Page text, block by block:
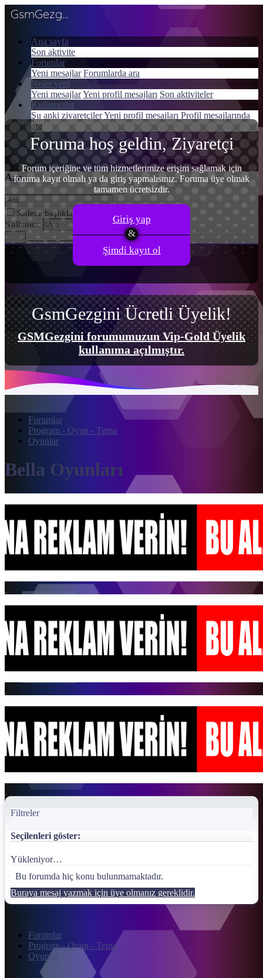
GsmGezgini
Ana sayfa
Son aktivite
Forumlar
Yeni mesajlar Forumlarda ara
Neler yeni
Yeni mesajlarYeni profil mesajları Son aktiviteler
Kullanıcılar
Şu anki ziyaretçilerYeni profil mesajları Profil mesajlarında
ara
Giriş yap
Kayıt ol
Neler yeni
Ara
Ara
Sadece başlıkları ara
Kullanıcı:
Ara Gelişmiş Arama…
Menü
Giriş yap
Kayıt ol
Foruma hoş geldin, Ziyaretçi
Forum içeriğine ve tüm hizmetlerimize erişim sağlamak için
foruma kayıt olmalı ya da giriş yapmalısınız. Foruma üye olmak
tamamen ücretsizdir.
Giriş yap
Şimdi kayıt ol
GsmGezgini Ücretli Üyelik!
GSMGezgini forumumuzun Vip-Gold Üyelik
kullanıma açılmıştır.
Forumlar
Program - Oyun - Tema
Oyunlar
Bella Oyunları
Filtreler
Seçilenleri göster:
Yükleniyor…
Bu forumda hiç konu bulunmamaktadır.
Buraya mesaj yazmak için üye olmanız gereklidir.
Forumlar
Program - Oyun - Tema
Oyunlar